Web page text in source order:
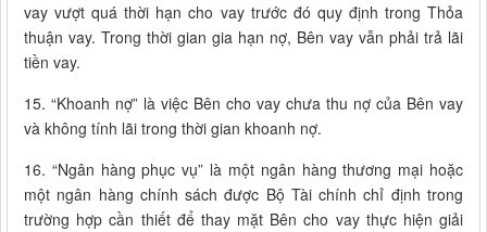
vay vượt quá thời hạn cho vay trước đó quy định trong Thỏa
thuận vay. Trong thời gian gia hạn nợ, Bên vay vẫn phải trả lãi
tiền vay.
15. “Khoanh nợ” là việc Bên cho vay chưa thu nợ của Bên vay
và không tính lãi trong thời gian khoanh nợ.
16. “Ngân hàng phục vụ” là một ngân hàng thương mại hoặc
một ngân hàng chính sách được Bộ Tài chính chỉ định trong
trường hợp cần thiết để thay mặt Bên cho vay thực hiện giải